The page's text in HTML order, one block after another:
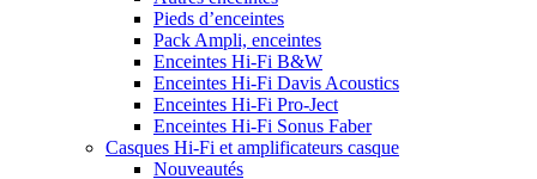
Pieds d’enceintes
Pack Ampli, enceintes
Enceintes Hi-Fi B&W
Enceintes Hi-Fi Davis Acoustics
Enceintes Hi-Fi Pro-Ject
Enceintes Hi-Fi Sonus Faber
Casques Hi-Fi et amplificateurs casque
Nouveautés